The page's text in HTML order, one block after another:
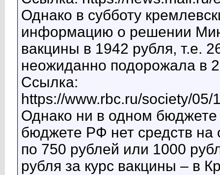
Однако в субботу
информацию о решении
вакцины в 1942 рубля, т.е.
неожиданно подорожала в
Ссылка:
https://www.rbc.ru/society/
Однако ни в одном
бюджете РФ нет средств
по 750 рублей или 1000
рубля за курс вакцины – в